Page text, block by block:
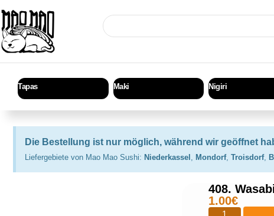
Tapas Maki Nigiri
Die Bestellung ist nur möglich, während wir geöffnet
Liefergebiete von Mao Mao Sushi: Niederkassel , Mondorf, Troisdorf,
408.
1.00€